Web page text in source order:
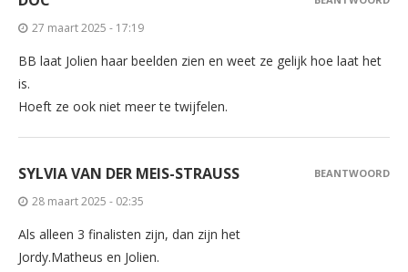
27 maart 2025 - 17:19
BB laat Jolien haar beelden zien en weet ze gelijk hoe laat het
is.
Hoeft ze ook niet meer te twijfelen.
SYLVIA VAN DER MEIS-STRAUSS
28 maart 2025 - 02:35
Als alleen 3 finalisten zijn, dan zijn het
Jordy.Matheus en Jolien.
BEANTWOORD